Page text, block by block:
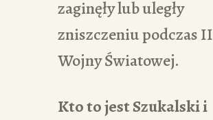
zaginęły lub uległy
zniszczeniu podczas II
Wojny Światowej.
Kto to jest Szukalski i